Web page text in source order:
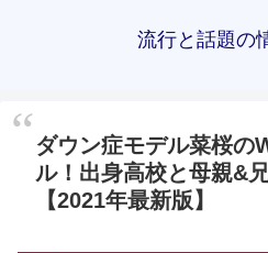
流行と話題の
ダウン症モデル菜桜の
ル！出身高校と母親&
【2021年最新版】